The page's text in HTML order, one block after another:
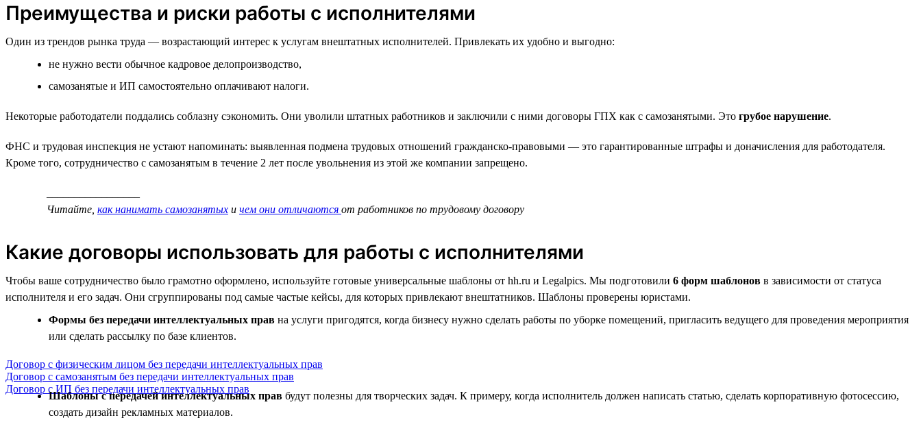
Преимущества и риски работы с исполнителями
Один из трендов рынка труда — возрастающий интерес к услугам внештатных исполнителей. Привлекать их удобно и выгодно:
не нужно вести обычное кадровое делопроизводство,
самозанятые и ИП самостоятельно оплачивают налоги.
Некоторые работодатели поддались соблазну сэкономить. Они уволили штатных работников и заключили с ними договоры ГПХ как с самозанятыми. Это грубое нарушение.
ФНС и трудовая инспекция не устают напоминать: выявленная подмена трудовых отношений гражданско-правовыми — это гарантированные штрафы и доначисления для работодателя.
Кроме того, сотрудничество с самозанятым в течение 2 лет после увольнения из этой же компании запрещено.
Читайте, как нанимать самозанятых и чем они отличаются от работников по трудовому договору
Какие договоры использовать для работы с исполнителями
Чтобы ваше сотрудничество было грамотно оформлено, используйте готовые универсальные шаблоны от hh.ru и Legalpics. Мы подготовили 6 форм шаблонов в зависимости от статуса
исполнителя и его задач. Они сгруппированы под самые частые кейсы, для которых привлекают внештатников. Шаблоны проверены юристами.
Формы без передачи интеллектуальных прав на услуги пригодятся, когда бизнесу нужно сделать работы по уборке помещений, пригласить ведущего для проведения мероприятия
или сделать рассылку по базе клиентов.
Договор с физическим лицом без передачи интеллектуальных прав
Договор с самозанятым без передачи интеллектуальных прав
Договор с ИП без передачи интеллектуальных прав
Шаблоны с передачей интеллектуальных прав будут полезны для творческих задач. К примеру, когда исполнитель должен написать статью, сделать корпоративную фотосессию,
создать дизайн рекламных материалов.